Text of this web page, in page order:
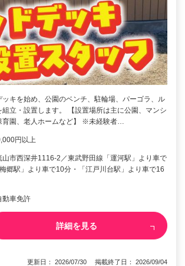
ッキを始め、公園のベンチ、駐輪場、パーゴラ、ル
組立・設置します。 【設置場所は主に公園、マンシ
育園、老人ホームなど】 ※未経験者…
円以上
山市西深井1116-2／東武野田線「運河駅」より車で
郷駅」より車で10分・「江戸川台駅」より車で16
動車免許
詳細を見る
更新日： 2026/07/30 掲載終了日： 2026/09/04